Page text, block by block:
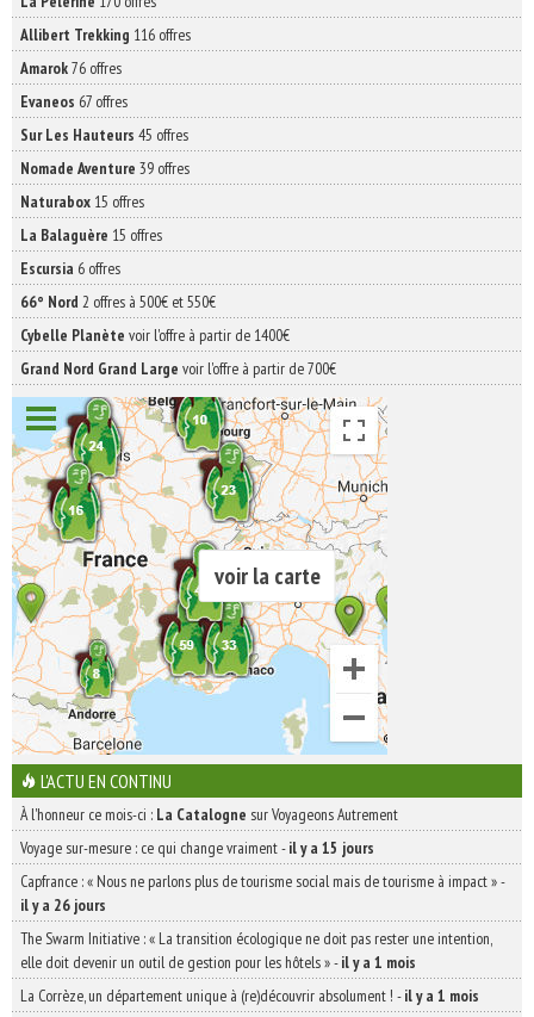
Allibert Trekking 116 offres
Amarok76 offres
Evaneos 67 offres
Sur Les Hauteurs 45 offres
Nomade Aventure 39 offres
Naturabox 15 offres
La Balaguère 15 offres
Escursia 6 offres
66° Nord 2 offres à 500€ et 550€
Cybelle Planète voir l'offre à partir de 1400€
Grand Nord Grand Large voir l'offre à partir de 700€
voir la carte
L'ACTU EN CONTINU
À l'honneur ce mois-ci : La Catalogne sur Voyageons Autrement
Voyage sur-mesure : ce qui change vraiment-il y a 15 jours
Capfrance : « Nous ne parlons plus de tourisme social mais de tourisme à impact »-
il y a 26 jours
The Swarm Initiative : « La transition écologique ne doit pas rester une intention,
elle doit devenir un outil de gestion pour les hôtels »-il y a 1 mois
La Corrèze, un département unique à (re)découvrir absolument ! -il y a 1 mois